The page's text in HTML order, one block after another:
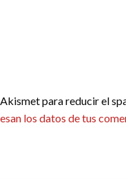
para reducir el
los datos de tus